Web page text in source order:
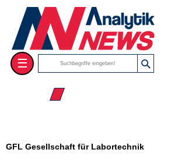
☰
☰ 2008
GFL Gesellschaft für Labortechnik